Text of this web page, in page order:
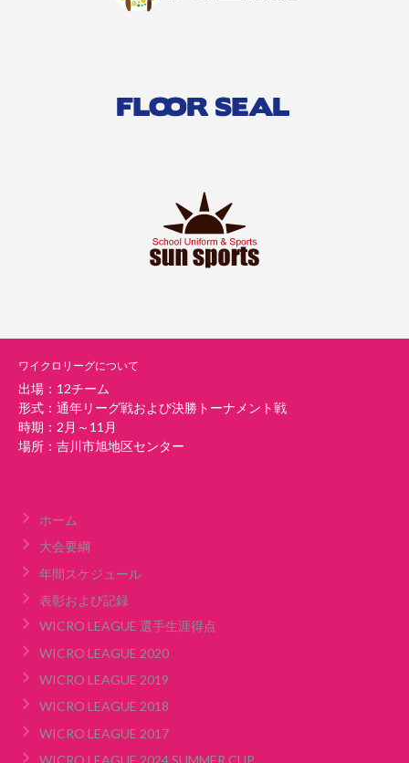
ワイクロリーグについて
出場：12チーム
形式：通年リーグ戦および決勝トーナメント戦
時期：2月～11月
場所：吉川市旭地区センター
ホーム
大会要綱
年間スケジュール
表彰および記録
WICRO LEAGUE 選手生涯得点
WICRO LEAGUE 2020
WICRO LEAGUE 2019
WICRO LEAGUE 2018
WICRO LEAGUE 2017